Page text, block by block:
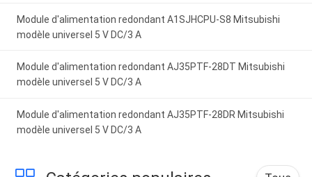
Module d'alimentation redondant A1SJHCPU-S8 Mitsubishi
modèle universel 5 V DC/3 A
Module d'alimentation redondant AJ35PTF-28DT Mitsubishi
modèle universel 5 V DC/3 A
Module d'alimentation redondant AJ35PTF-28DR Mitsubishi
modèle universel 5 V DC/3 A